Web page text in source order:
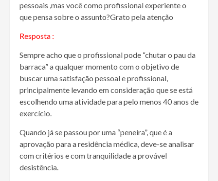
pessoais ,mas você como profissional experiente o
que pensa sobre o assunto?Grato pela atenção
Resposta :
Sempre acho que o profissional pode “chutar o pau da
barraca” a qualquer momento com o objetivo de
buscar uma satisfação pessoal e profissional,
principalmente levando em consideração que se está
escolhendo uma atividade para pelo menos 40 anos de
exercício.
Quando já se passou por uma “peneira”, que é a
aprovação para a residência médica, deve-se analisar
com critérios e com tranquilidade a provável
desistência.